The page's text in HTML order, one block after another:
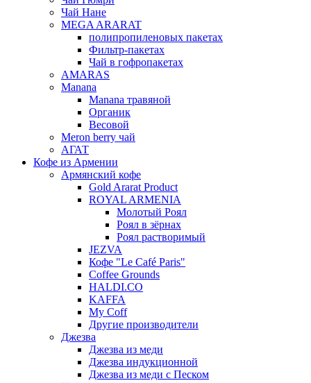
Чай Нане
MEGA ARARAT
полипропиленовых пакетах
Фильтр-пакетах
Чай в гофропакетах
AMARAS
Manana
Manana травяной
Органик
Весовой
Meron berry чай
АГАТ
Кофе из Армении
Армянский кофе
Gold Ararat Product
ROYAL ARMENIA
Молотый Роял
Роял в зёрнах
Роял растворимый
JEZVA
Кофе "Le Café Paris"
Coffee Grounds
HALDI.CO
KAFFA
My Coff
Другие производители
Джезва
Джезва из меди
Джезва индукционной
Джезва из меди с Песком